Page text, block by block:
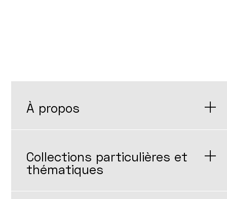
À propos
Collections particulières et
thématiques